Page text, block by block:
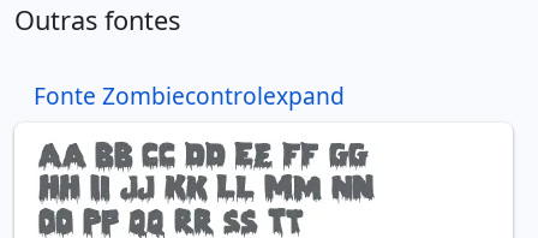
Outras fontes
Fonte Zombiecontrolexpand